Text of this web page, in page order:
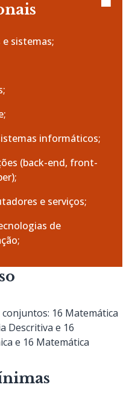
sistemas;
informáticos;
(back-end, front-
e serviços;
de
16 Matemática
Descritiva e 16
e 16 Matemática